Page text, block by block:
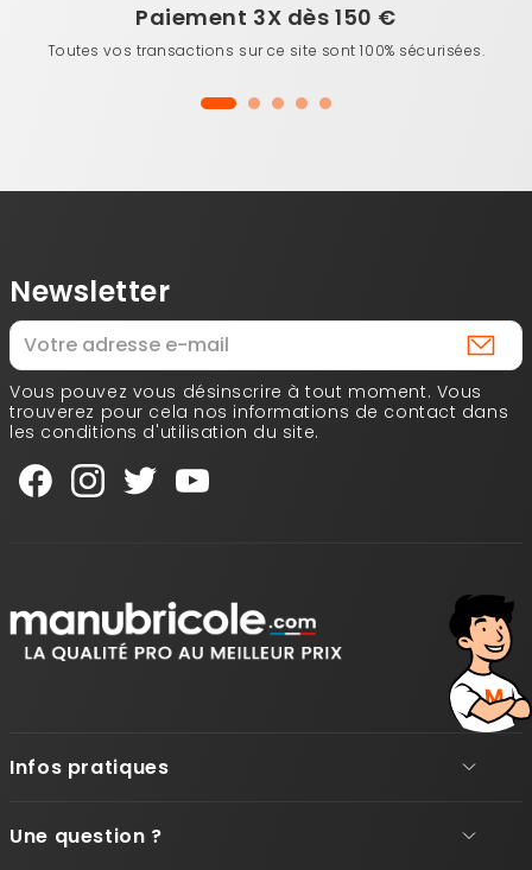
Paiement 3X dès 150 €
Toutes vos transactions sur ce site sont 100% sécurisées.
Newsletter
Vous pouvez vous désinscrire à tout moment. Vous
trouverez pour cela nos informations de contact dans
les conditions d'utilisation du site.
Infos pratiques
Une question ?